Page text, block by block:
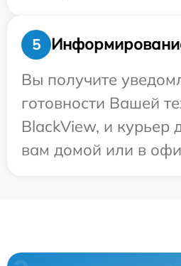
5
Вы получите
готовности Вашей
BlackView, и курьер
вам домой или в